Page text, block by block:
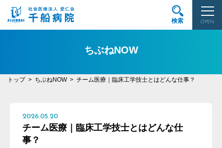
OPEN
検索
ちぶねNOW
トップ ちぶねNOW チーム医療｜臨床工学技士とはどんな仕事？
2026.05.20
チーム医療｜臨床工学技士とはどんな仕
事？